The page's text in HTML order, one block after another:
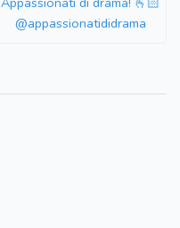
@appassionatididrama